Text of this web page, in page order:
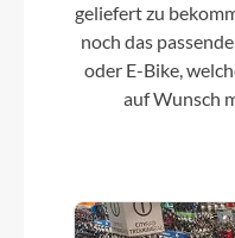
geliefert zu
noch das
oder E-Bike,
auf Wunsch